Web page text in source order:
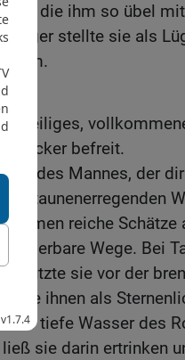
die ihm so übel
stellte sie als
heiliges,
befreit.
des Mannes, der
staunenerregenden
reiche Schätze
Wege. Bei
sie vor der
sie ihnen als
das tiefe Wasser des
sie darin ertrinken